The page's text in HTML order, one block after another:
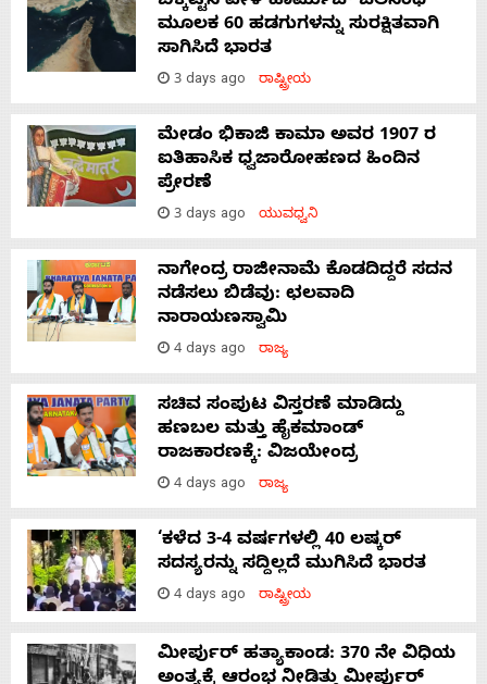
ಮೂಲಕ 60 ಹಡಗುಗಳನ್ನು ಸುರಕ್ಷಿತವಾಗಿ
ಸಾಗಿಸಿದೆ ಭಾರತ
3 days ago ರಾಷ್ಟ್ರೀಯ
ಮೇಡಂ ಭಿಕಾಜಿ ಕಾಮಾ ಅವರ 1907 ರ
ಐತಿಹಾಸಿಕ ಧ್ವಜಾರೋಹಣದ ಹಿಂದಿನ
ಪ್ರೇರಣೆ
3 days ago ಯುವಧ್ವನಿ
ನಾಗೇಂದ್ರ ರಾಜೀನಾಮೆ ಕೊಡದಿದ್ದರೆ ಸದನ
ನಡೆಸಲು ಬಿಡೆವು: ಛಲವಾದಿ
ನಾರಾಯಣಸ್ವಾಮಿ
4 days ago ರಾಜ್ಯ
ಸಚಿವ ಸಂಪುಟ ವಿಸ್ತರಣೆ ಮಾಡಿದ್ದು
ಹಣಬಲ ಮತ್ತು ಹೈಕಮಾಂಡ್
ರಾಜಕಾರಣಕ್ಕೆ: ವಿಜಯೇಂದ್ರ
4 days ago ರಾಜ್ಯ
‘ಕಳೆದ 3-4 ವರ್ಷಗಳಲ್ಲಿ 40 ಲಷ್ಕರ್
ಸದಸ್ಯರನ್ನು ಸದ್ದಿಲ್ಲದೆ ಮುಗಿಸಿದೆ ಭಾರತ
4 days ago ರಾಷ್ಟ್ರೀಯ
ಮೀರ್ಪುರ್ ಹತ್ಯಾಕಾಂಡ: 370 ನೇ ವಿಧಿಯ
ಅಂತ್ಯಕ್ಕೆ ಆರಂಭ ನೀಡಿತ್ತು ಮೀರ್ಪುರ್